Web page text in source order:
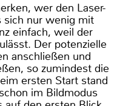
wer den Laser-
sich nur wenig mit
einfach, weil der
Der potenzielle
anschließen und
so zumindest die
ersten Start stand
im Bildmodus